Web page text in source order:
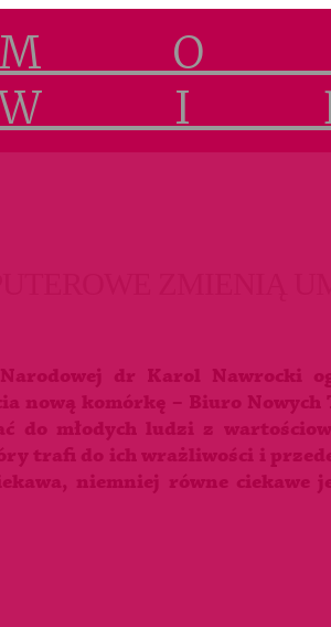
ZMIENIĄ
dr Karol Nawrocki
nową komórkę – Biuro Nowych
do młodych ludzi z
trafi do ich wrażliwości i
niemniej równe ciekawe